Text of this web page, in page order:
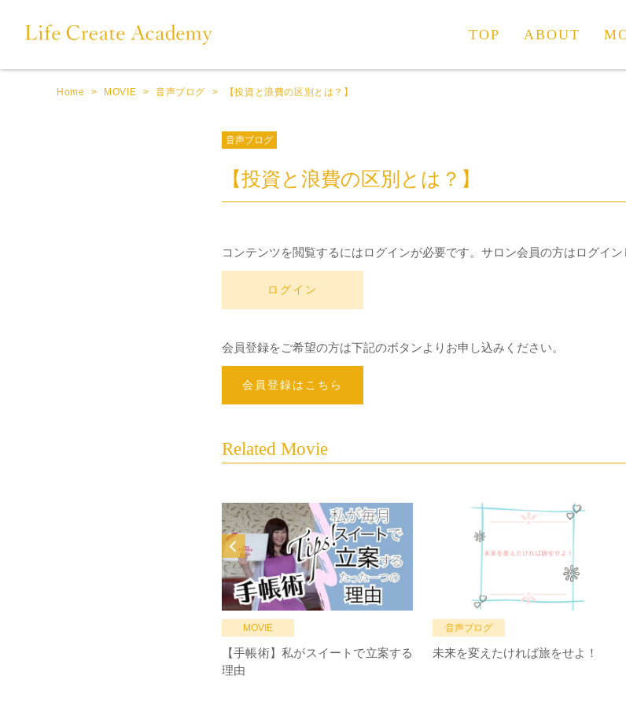
TOP ABOUT
Home > MOVIE > 音声ブログ > 【投資と浪費の区別とは？】
音声ブログ
【投資と浪費の区別とは？】
コンテンツを閲覧するにはログインが必要です。サロン会員の方はログイン
ログイン
会員登録をご希望の方は下記のボタンよりお申し込みください。
会員登録はこちら
Related Movie
MOVIE
【手帳術】私がスイートで立案する
理由
音声ブログ
未来を変えたければ旅をせよ！